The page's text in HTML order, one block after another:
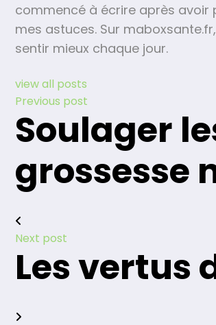
commencé à écrire après avoir
mes astuces. Sur
sentir mieux chaque jour.
view all posts
Previous post
Soulager
grossesse
Next post
Les vertus